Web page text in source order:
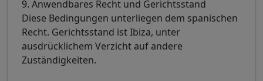
9. Anwendbares Recht und Gerichtsstand
Diese Bedingungen unterliegen dem spanischen
Recht. Gerichtsstand ist Ibiza, unter
ausdrücklichem Verzicht auf andere
Zuständigkeiten.